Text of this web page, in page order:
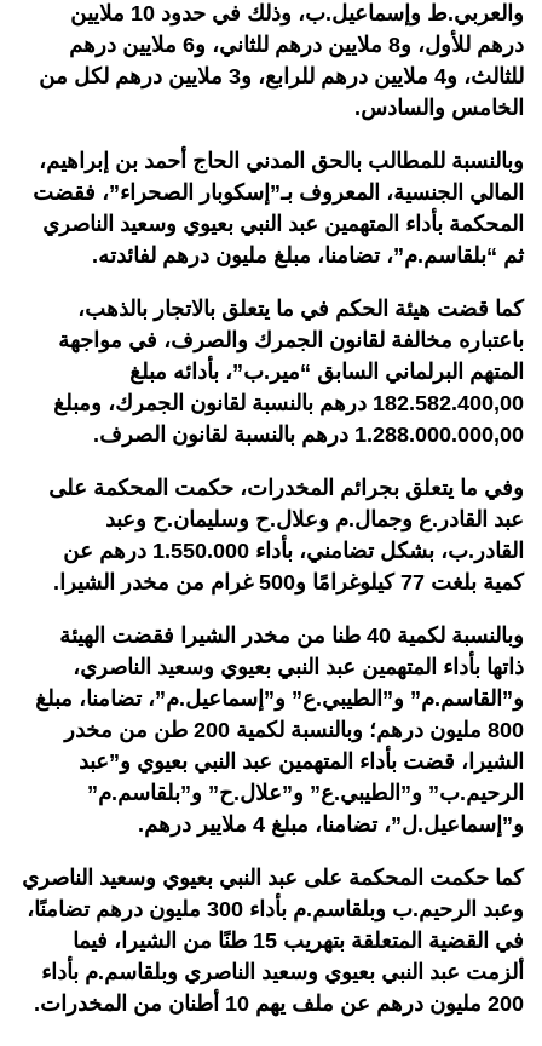
والعربي.ط وإسماعيل.ب، وذلك في حدود 10 ملايين
درهم للأول، و8 ملايين درهم للثاني، و6 ملايين درهم
للثالث، و4 ملايين درهم للرابع، و3 ملايين درهم لكل من
الخامس والسادس.
وبالنسبة للمطالب بالحق المدني الحاج أحمد بن إبراهيم،
المالي الجنسية، المعروف بـ”إسكوبار الصحراء”، فقضت
المحكمة بأداء المتهمين عبد النبي بعيوي وسعيد الناصري
ثم “بلقاسم.م”، تضامنا، مبلغ مليون درهم لفائدته.
كما قضت هيئة الحكم في ما يتعلق بالاتجار بالذهب،
باعتباره مخالفة لقانون الجمرك والصرف، في مواجهة
المتهم البرلماني السابق “مير.ب”، بأدائه مبلغ
182.582.400,00 درهم بالنسبة لقانون الجمرك، ومبلغ
1.288.000.000,00 درهم بالنسبة لقانون الصرف
.
وفي ما يتعلق بجرائم المخدرات، حكمت المحكمة على
عبد القادر.ع وجمال.م وعلال.ح وسليمان.ح وعبد
القادر.ب، بشكل تضامني، بأداء 1.550.000 درهم عن
كمية بلغت 77 كيلوغرامًا و500 غرام من مخدر الشيرا.
وبالنسبة لكمية 40 طنا من مخدر الشيرا فقضت الهيئة
ذاتها بأداء المتهمين عبد النبي بعيوي وسعيد الناصري،
و”القاسم.م” و”الطيبي.ع” و”إسماعيل.م”، تضامنا، مبلغ
800 مليون درهم؛ وبالنسبة لكمية 200 طن من مخدر
الشيرا، قضت بأداء المتهمين عبد النبي بعيوي و”عبد
الرحيم.ب” و”الطيبي.ع” و”علال.ح” و”بلقاسم.م”
و”إسماعيل.ل”، تضامنا، مبلغ 4 ملايير درهم
.
كما حكمت المحكمة على عبد النبي بعيوي وسعيد الناصري
وعبد الرحيم.ب وبلقاسم.م بأداء 300 مليون درهم تضامنًا،
في القضية المتعلقة بتهريب 15 طنًا من الشيرا، فيما
ألزمت عبد النبي بعيوي وسعيد الناصري وبلقاسم.م بأداء
200 مليون درهم عن ملف يهم 10 أطنان من المخدرات.